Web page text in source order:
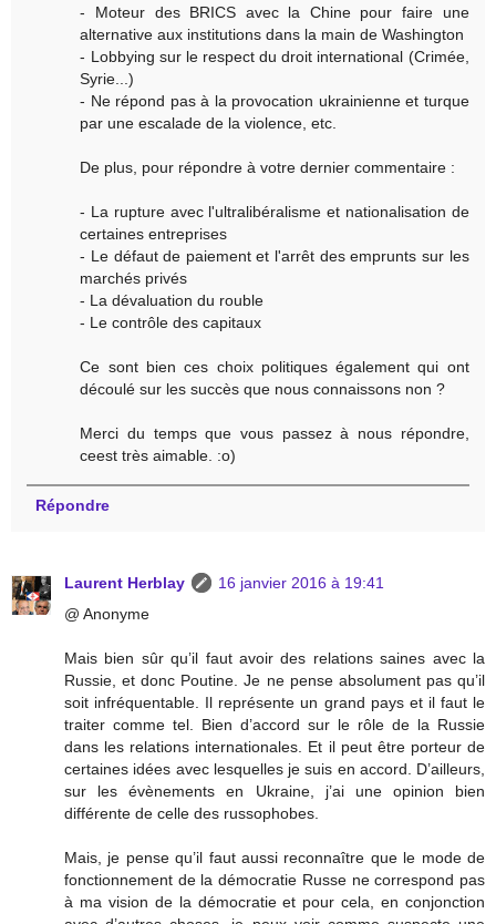
- Moteur des BRICS avec la Chine pour faire une
alternative aux institutions dans la main de Washington
- Lobbying sur le respect du droit international (Crimée,
Syrie...)
- Ne répond pas à la provocation ukrainienne et turque
par une escalade de la violence, etc.
De plus, pour répondre à votre dernier commentaire :
- La rupture avec l'ultralibéralisme et nationalisation de
certaines entreprises
- Le défaut de paiement et l'arrêt des emprunts sur les
marchés privés
- La dévaluation du rouble
- Le contrôle des capitaux
Ce sont bien ces choix politiques également qui ont
découlé sur les succès que nous connaissons non ?
Merci du temps que vous passez à nous répondre,
ceest très aimable. :o)
Répondre
Laurent Herblay
16 janvier 2016 à 19:41
@ Anonyme
Mais bien sûr qu’il faut avoir des relations saines avec la
Russie, et donc Poutine. Je ne pense absolument pas qu’il
soit infréquentable. Il représente un grand pays et il faut le
traiter comme tel. Bien d’accord sur le rôle de la Russie
dans les relations internationales. Et il peut être porteur de
certaines idées avec lesquelles je suis en accord. D’ailleurs,
sur les évènements en Ukraine, j’ai une opinion bien
différente de celle des russophobes.
Mais, je pense qu’il faut aussi reconnaître que le mode de
fonctionnement de la démocratie Russe ne correspond pas
à ma vision de la démocratie et pour cela, en conjonction